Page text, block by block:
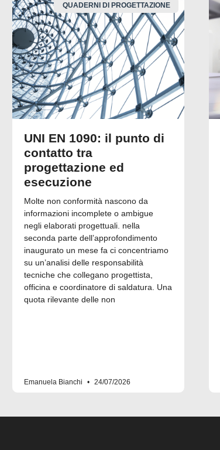
QUADERNI DI PROGETTAZIONE
UNI EN 1090: il punto di
contatto tra
progettazione ed
esecuzione
Molte non conformità nascono da
informazioni incomplete o ambigue
negli elaborati progettuali. nella
seconda parte dell’approfondimento
inaugurato un mese fa ci concentriamo
su un’analisi delle responsabilità
tecniche che collegano progettista,
officina e coordinatore di saldatura. Una
quota rilevante delle non
Emanuela Bianchi 24/07/2026